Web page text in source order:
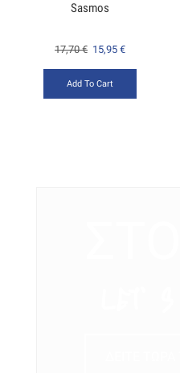
Sasmos
17,70€ 15,95 €
Add To Cart